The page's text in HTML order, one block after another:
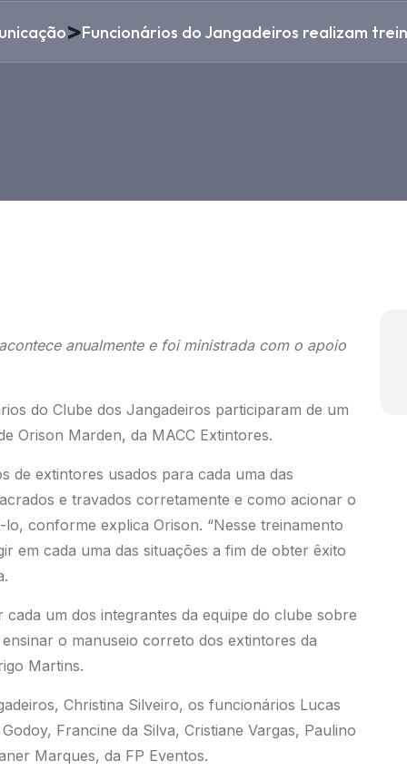
>Funcionários do Jangadeiros realizam
anualmente e foi ministrada com o apoio
do Clube dos Jangadeiros participaram de um
Orison Marden, da MACC Extintores.
de extintores usados para cada uma das
e travados corretamente e como acionar o
conforme explica Orison. “Nesse treinamento
em cada uma das situações a fim de obter êxito
um dos integrantes da equipe do clube sobre
o manuseio correto dos extintores da
Martins.
Christina Silveiro, os funcionários Lucas
Francine da Silva, Cristiane Vargas, Paulino
Marques, da FP Eventos.